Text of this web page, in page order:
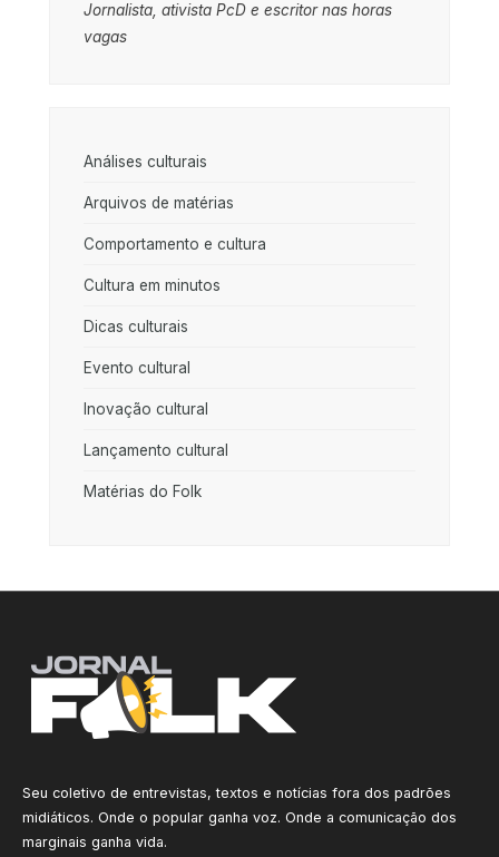
Jornalista, ativista PcD e escritor nas horas
vagas
Análises culturais
Arquivos de matérias
Comportamento e cultura
Cultura em minutos
Dicas culturais
Evento cultural
Inovação cultural
Lançamento cultural
Matérias do Folk
Seu coletivo de entrevistas, textos e notícias fora dos padrões
midiáticos. Onde o popular ganha voz. Onde a comunicação dos
marginais ganha vida.